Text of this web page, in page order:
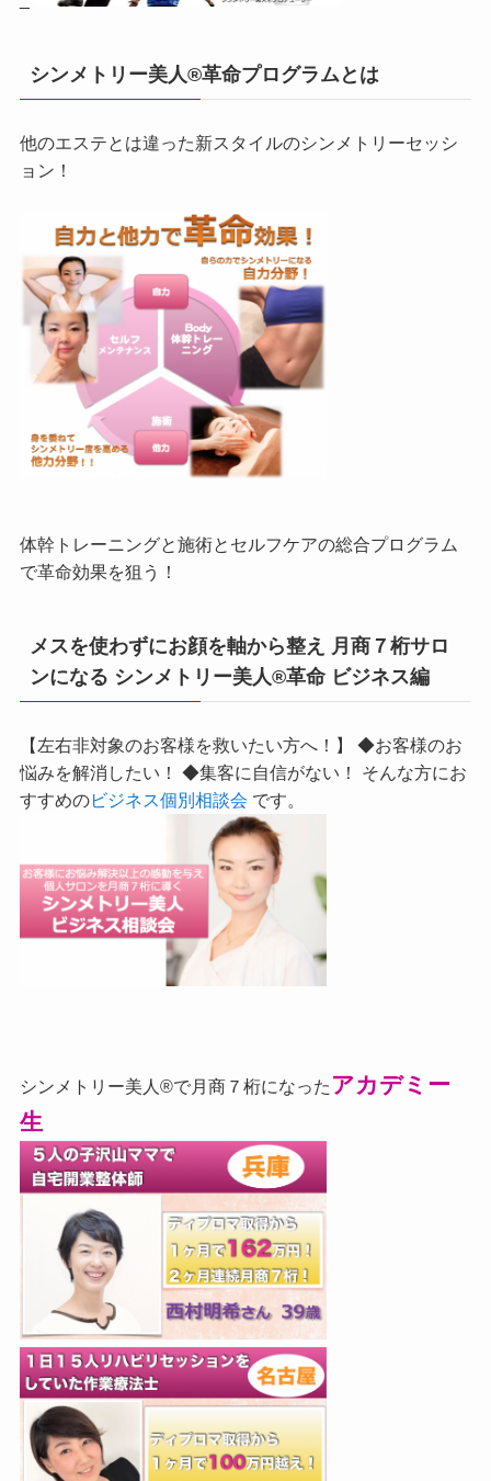
シンメトリー美人®革命プログラムとは
他のエステとは違った新スタイルのシンメトリーセッシ
ョン！
体幹トレーニングと施術とセルフケアの総合プログラム
で革命効果を狙う！
メスを使わずにお顔を軸から整え 月商７桁サロ
ンになる シンメトリー美人®革命 ビジネス編
【左右非対象のお客様を救いたい方へ！】 ◆お客様のお
悩みを解消したい！ ◆集客に自信がない！ そんな方にお
すすめのビジネス個別相談会 です。
シンメトリー美人®で月商７桁になった アカデミー
生